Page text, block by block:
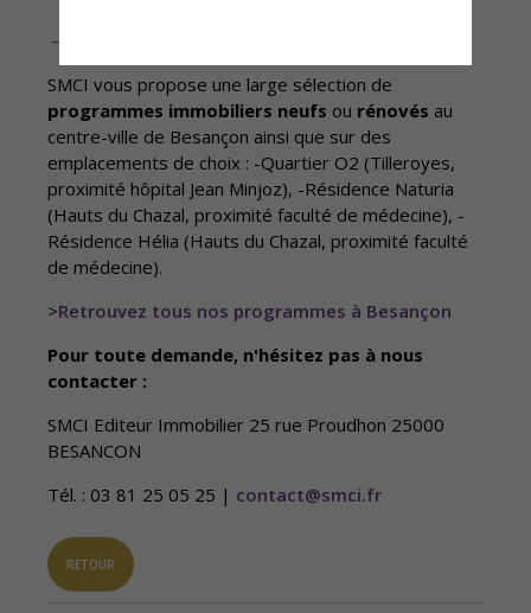
→ Vous avez un projet ?
SMCI vous propose une large sélection de
programmes immobiliers neufs ou rénovés au
centre-ville de Besançon ainsi que sur des
emplacements de choix : -Quartier O2 (Tilleroyes,
proximité hôpital Jean Minjoz), -Résidence Naturia
(Hauts du Chazal, proximité faculté de médecine), -
Résidence Hélia (Hauts du Chazal, proximité faculté
de médecine).
>Retrouvez tous nos programmes à Besançon
Pour toute demande, n'hésitez pas à nous
contacter :
SMCI Editeur Immobilier 25 rue Proudhon 25000
BESANCON
Tél. : 03 81 25 05 25 | contact@smci.fr
RETOUR